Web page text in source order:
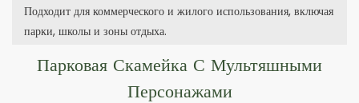
Подходит для коммерческого и жилого использования, включая
парки, школы и зоны отдыха.
Парковая Скамейка С Мультяшными
Персонажами